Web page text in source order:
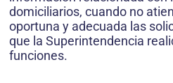
domiciliarios, cuando no
oportuna y adecuada las
que la Superintendencia
funciones.